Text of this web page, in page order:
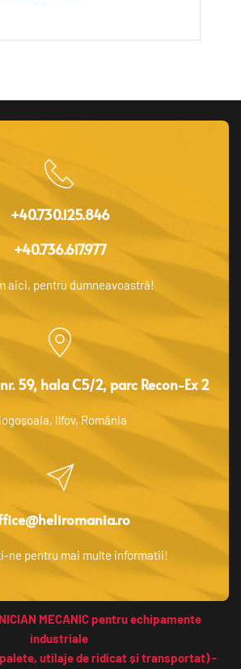
+40.730.125.846
+40.736.617.977
aici, pentru dumneavoastră!
59, hala C5/2, parc Recon-Ex 2
Ilfov, România
ne pentru mai multe informatii!
MECANIC pentru echipamente
industriale
utilaje de ridicat și transportat) -